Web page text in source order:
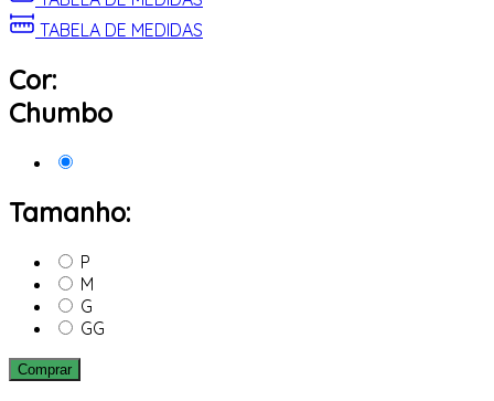
TABELA DE MEDIDAS
Cor:
Chumbo
Tamanho:
P
M
G
GG
Comprar